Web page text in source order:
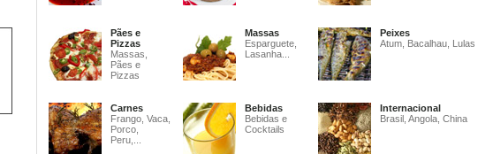
Pães e
Pizzas
Massas,
Pães e
Pizzas
Massas
Esparguete,
Lasanha...
Peixes
Atum, Bacalhau, Lulas
Carnes
Frango, Vaca,
Porco,
Peru,...
Bebidas
Bebidas e
Cocktails
Internacional
Brasil, Angola, China